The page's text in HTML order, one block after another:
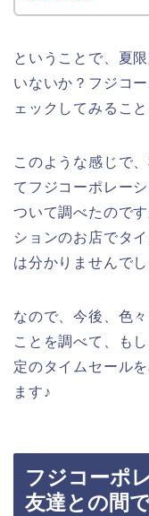
ということで、夏
いないか？フジコ
ェックしてみるこ
このような感じで
てフジコーポレー
ついて調べたので
ションのお店でタ
は分かりませんでし
なので、今後、色
ことを調べて、も
定のタイムセール
ます♪
フジコーポ
友達との間